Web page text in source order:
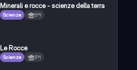
Minerali e rocce - scienze della terra
Scienze 5ªl
Le Rocce
Scienze 3ªl